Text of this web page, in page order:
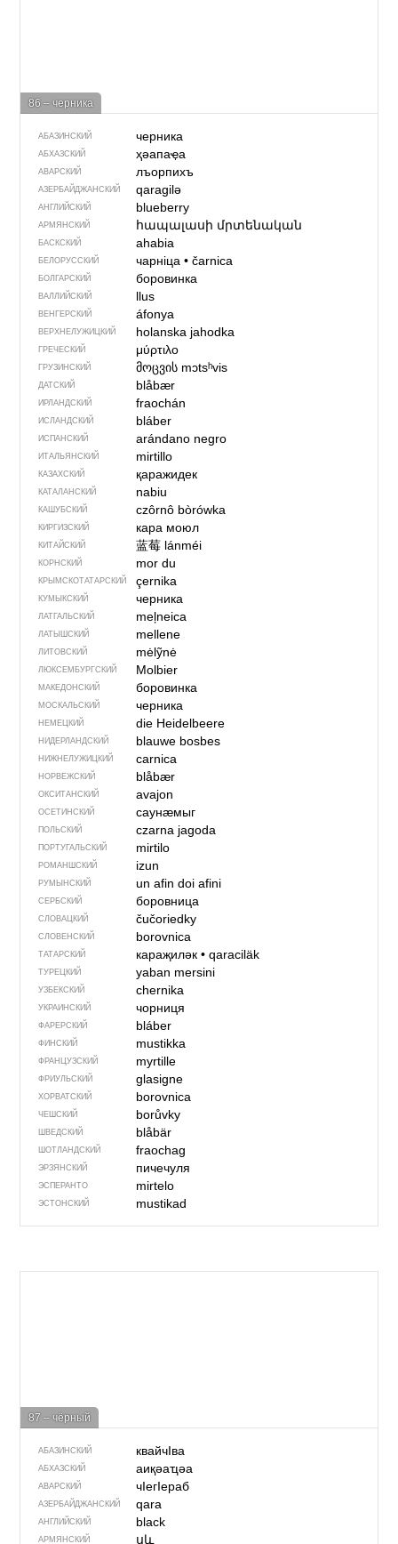
86 – черника
АБАЗИНСКИЙ черника
АБХАЗСКИЙ ҳәапаҿа
АВАРСКИЙ лъорпихъ
АЗЕРБАЙДЖАН­СКИЙ qaragilə
АНГЛИЙСКИЙ blueberry
АРМЯНСКИЙ հապալասի մրտենական
БАСКСКИЙ ahabia
БЕЛОРУССКИЙ чарніца• čarnica
БОЛГАРСКИЙ боровинка
ВАЛЛИЙСКИЙ llus
ВЕНГЕРСКИЙ áfonya
ВЕРХНЕЛУЖИЦКИЙ holanska jahodka
ГРЕЧЕСКИЙ μύρτιλο
ГРУЗИНСКИЙ მოცვის mɔtsʰvis
ДАТСКИЙ blåbær
ИРЛАНДСКИЙ fraochán
ИСЛАНДСКИЙ bláber
ИСПАНСКИЙ arándano negro
ИТАЛЬЯНСКИЙ mirtillo
КАЗАХСКИЙ қаражидек
КАТАЛАНСКИЙ nabiu
КАШУБСКИЙ czôrnô bòrówka
КИРГИЗСКИЙ кара моюл
КИТАЙСКИЙ 蓝莓 lánméi
КОРНСКИЙ mor du
КРЫМСКО­ТАТАРСКИЙ çernika
КУМЫКСКИЙ черника
ЛАТГАЛЬСКИЙ meļneica
ЛАТЫШСКИЙ mellene
ЛИТОВСКИЙ mėlỹnė
ЛЮКСЕМБУРГСКИЙ Molbier
МАКЕДОНСКИЙ боровинка
МОСКАЛЬСКИЙ черника
НЕМЕЦКИЙ die Heidelbeere
НИДЕРЛАНДСКИЙ blauwe bosbes
НИЖНЕЛУЖИЦКИЙ carnica
НОРВЕЖСКИЙ blåbær
ОКСИТАНСКИЙ avajon
ОСЕТИНСКИЙ саунӕмыг
ПОЛЬСКИЙ czarna jagoda
ПОРТУГАЛЬСКИЙ mirtilo
РОМАНШСКИЙ izun
РУМЫНСКИЙ un afindoi afini
СЕРБСКИЙ боровница
СЛОВАЦКИЙ čučoriedky
СЛОВЕНСКИЙ borovnica
ТАТАРСКИЙ караҗиләк• qaraciläk
ТУРЕЦКИЙ yaban mersini
УЗБЕКСКИЙ chernika
УКРАИНСКИЙ чорниця
ФАРЕРСКИЙ bláber
ФИНСКИЙ mustikka
ФРАНЦУЗСКИЙ myrtille
ФРИУЛЬСКИЙ glasigne
ХОРВАТСКИЙ borovnica
ЧЕШСКИЙ borůvky
ШВЕДСКИЙ blåbär
ШОТЛАНДСКИЙ fraochag
ЭРЗЯНСКИЙ пичечуля
ЭСПЕРАНТО mirtelo
ЭСТОНСКИЙ mustikad
87 – чёрный
АБАЗИНСКИЙ квайчIва
АБХАЗСКИЙ аиқәаҵәа
АВАРСКИЙ чIегIераб
АЗЕРБАЙДЖАН­СКИЙ qara
АНГЛИЙСКИЙ black
АРМЯНСКИЙ սև